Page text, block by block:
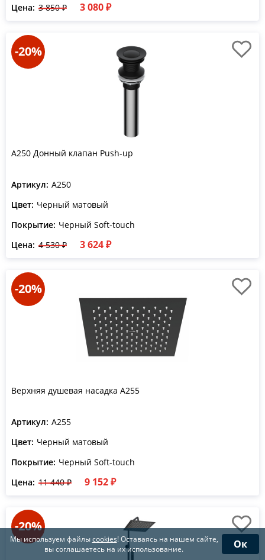
Цена: 3 850 ₽ 3 080 ₽
-20%
A250 Донный клапан Push-up
Артикул: A250
Цвет: Черный матовый
Покрытие: Черный Soft-touch
Цена: 4 530 ₽ 3 624 ₽
-20%
Верхняя душевая насадка A255
Артикул: A255
Цвет: Черный матовый
Покрытие: Черный Soft-touch
Цена: 11 440 ₽ 9 152 ₽
-20%
Мы используем файлыcookies! Оставаясь на нашем сайте,
вы соглашаетесь на их использование.
Ок